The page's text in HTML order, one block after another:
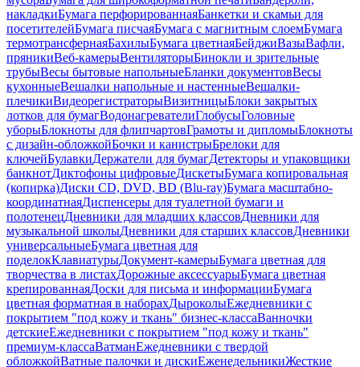
накладкиБумага перфорированнаяБанкетки и скамьи для
посетителейБумага писчаяБумага с магнитным слоемБумага
термотрансфернаяБахилыБумага цветнаяБейджиВазыВафли,
пряникиВеб-камерыВентиляторыБинокли и зрительные
трубыВесы бытовые напольныеБланки документовВесы
кухонныеВешалки напольные и настенныеВешалки-
плечикиВидеорегистраторыВизитницыБлоки закрытых
лотков для бумагВодонагревателиГлобусыГоловные
уборыБлокноты для флипчартовГрамоты и дипломыБлокноты
с дизайн-обложкойБочки и канистрыБрелоки для
ключейБулавкиДержатели для бумагДетекторы и упаковщики
банкнотДиктофоны цифровыеДискетыБумага копировальная
(копирка)Диски CD, DVD, BD (Blu-ray)Бумага масштабно-
координатнаяДиспенсеры для туалетной бумаги и
полотенецДневники для младших классовДневники для
музыкальной школыДневники для старших классовДневники
универсальныеБумага цветная для
поделокКлавиатурыДокумент-камерыБумага цветная для
творчества в листахДорожные аксессуарыБумага цветная
крепированнаяДоски для письма и информацииБумага
цветная форматная в наборахДыроколыЕжедневники с
покрытием "под кожу и ткань" бизнес-классаВанночки
детскиеЕжедневники с покрытием "под кожу и ткань"
премиум-классаВатманЕжедневники с твердой
обложкойВатные палочки и дискиЕженедельникиЖесткие